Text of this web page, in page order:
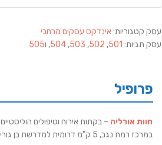
עסק קטגוריות:אינדקס עסקים מרחבי
עסק תגיות: 501
,
502
,
503
,
504, ו505
פרופיל
חוות אורליה – בקתות אירוח וטיפולים הוליסטיים
במרכז רמת נגב, 5 ק"מ דרומית למדרשת בן גוריון בנוף הררי, מדברי, עוצר נשימה, ממוקמת חוות אורליה.